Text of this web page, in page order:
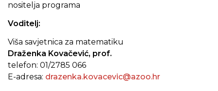
nositelja programa
Voditelj:
Viša savjetnica za matematiku
Draženka Kovačević, prof.
telefon: 01/2785 066
E-adresa: drazenka.kovacevic@azoo.hr